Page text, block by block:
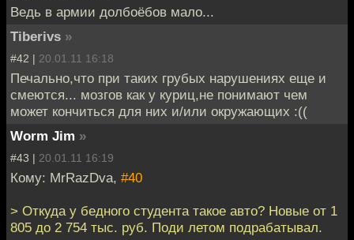
Ведь в армии долбоёбов мало...
Tiberivs »
#42 | 20.01.11 16:18
Печально,что при таких грубых нарушениях еще и
смеются... мозгов как у куриц,не понимают чем
может кончиться для них и/или окружающих :((
Worm Jim »
#43 | 20.01.11 16:19
Кому: MrRazDva, #40
> Откуда у бедного студента такое авто? Новыe от 1
805 до 2 754 тыс. руб. Поди летом подрабатывал.